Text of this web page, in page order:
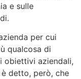
e sulle
per cui
qualcosa di
obiettivi aziendali,
è detto, però, che